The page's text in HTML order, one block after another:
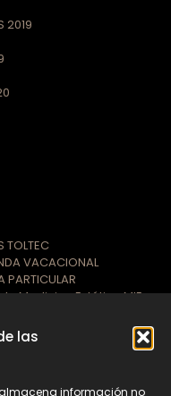
las
información no
2019
TOLTEC
VACACIONAL
PARTICULAR
Medicina Estética MIE
Newsletter